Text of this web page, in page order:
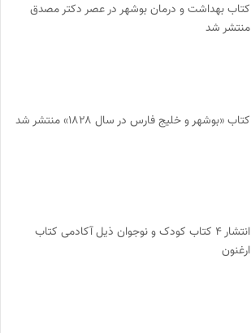
کتاب بهداشت و درمان بوشهر در عصر دکتر مصدق
منتشر شد
کتاب «بوشهر و خلیج فارس در سال ۱۸۲۸» منتشر شد
انتشار ۴ کتاب کودک و نوجوان ذیل آکادمی کتاب
ارغنون